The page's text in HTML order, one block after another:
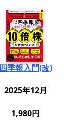
四季報入門(改)
2025年12月
1,980円